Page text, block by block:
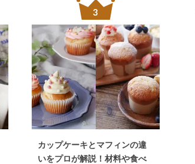
カップケーキとマフィンの違
いをプロが解説！材料や食べ